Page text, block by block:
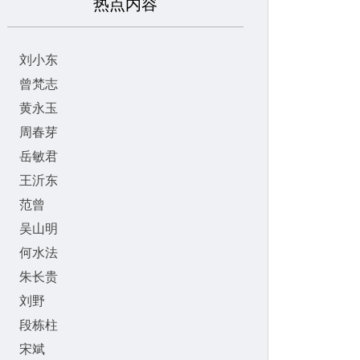
热点内容
刘小东
曾梵志
黄永玉
周春芽
岳敏君
王沂东
范曾
吴山明
何水法
朱长贵
刘野
段栋柱
宋斌